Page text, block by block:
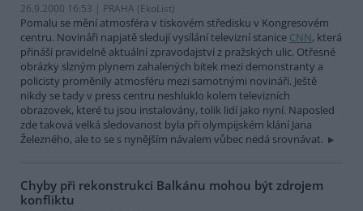
26.9.2000 16:53 | PRAHA (EkoList)
Pomalu se mění atmosféra v tiskovém středisku v Kongresovém
centru. Novináři napjatě sledují vysílání televizní stanice CNN, která
přináší pravidelně aktuální zpravodajství z pražských ulic. Otřesné
obrázky slzným plynem zahalených bitek mezi demonstranty a
policisty proměnily atmosféru mezi samotnými novináři. Ještě
nikdy se tady v press centru neshluklo kolem televizních
obrazovek, které tu jsou instalovány, tolik lidí jako nyní. Naposled
zde taková velká sledovanost byla při olympijském klání Jana
Železného, ale to se s nynějším návalem vůbec nedá srovnávat.
Chyby při rekonstrukci Balkánu mohou být zdrojem
konfliktu